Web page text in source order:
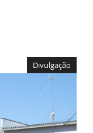
Divulgação